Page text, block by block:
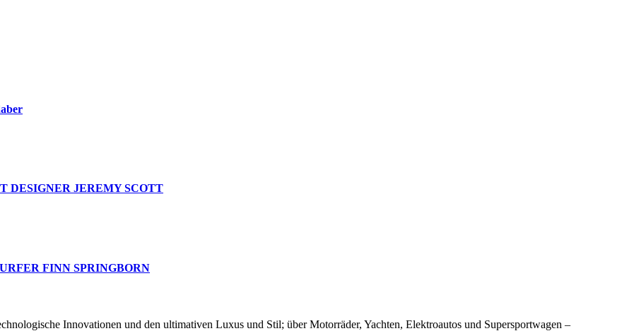
DESIGNER JEREMY SCOTT
FINN SPRINGBORN
Innovationen und den ultimativen Luxus und Stil; über Motorräder, Yachten, Elektroautos und Supersportwagen –